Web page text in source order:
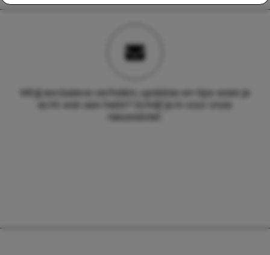
Wil jij exclusieve verhalen, updates en tips waar je
echt wat aan hebt? Schrijf je in voor onze
nieuwsbrief.